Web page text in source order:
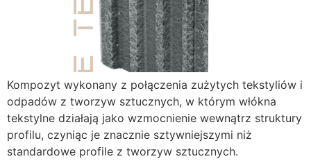
Kompozyt wykonany z połączenia zużytych tekstyliów i
odpadów z tworzyw sztucznych, w którym włókna
tekstylne działają jako wzmocnienie wewnątrz struktury
profilu, czyniąc je znacznie sztywniejszymi niż
standardowe profile z tworzyw sztucznych.